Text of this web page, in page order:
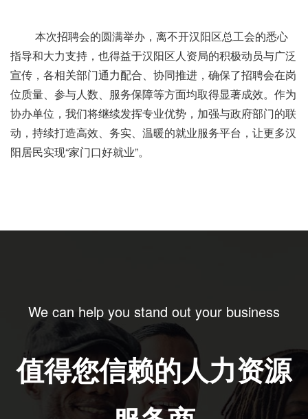
本次招聘会的圆满举办，离不开汉阳区总工会的悉心
指导和大力支持，也得益于汉阳区人资局的积极动员与广泛
宣传，各相关部门通力配合、协同推进，确保了招聘会在岗
位质量、参与人数、服务保障等方面均取得显著成效。作为
协办单位，我们将继续发挥专业优势，加强与政府部门的联
动，持续打造高效、务实、温暖的就业服务平台，让更多汉
阳居民实现“家门口好就业”。
We can help you stand out your business
值得您信赖的人力资源